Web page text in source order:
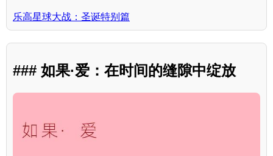
乐高星球大战：圣诞特别篇
### 如果·爱：在时间的缝隙中绽放